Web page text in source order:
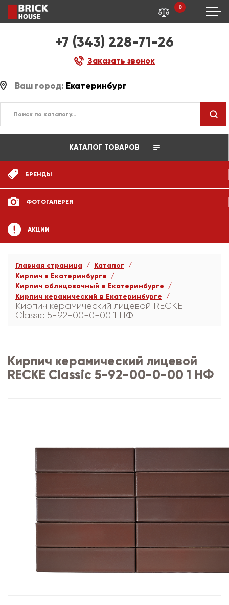
+7 (343) 228-71-26
Заказать звонок
0
Ваш город: Екатеринбург
КАТАЛОГ ТОВАРОВ
БРЕНДЫ
ФОТОГАЛЕРЕЯ
АКЦИИ
Главная страница
Каталог
Кирпич в Екатеринбурге
Кирпич облицовочный в Екатеринбурге
Кирпич керамический в Екатеринбурге
Кирпич керамический лицевой RECKE
Сlassic 5-92-00-0-00 1 НФ
Кирпич керамический лицевой
RECKE Сlassic 5-92-00-0-00 1 НФ